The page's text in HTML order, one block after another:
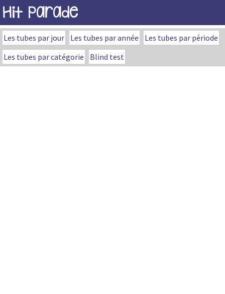
Hit Parade
Les tubes par jour Les tubes par année
Les tubes par période
Les tubes par catégorie
Blind test